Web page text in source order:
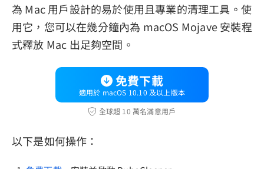
為 Mac 用戶設計的易於使用且專業的清理工具。使
用它，您可以在幾分鐘內為 macOS Mojave 安裝程
式釋放 Mac 出足夠空間。
免費下載
適用於 macOS 10.10 及以上版本
全球超 10 萬名滿意用戶
以下是如何操作：